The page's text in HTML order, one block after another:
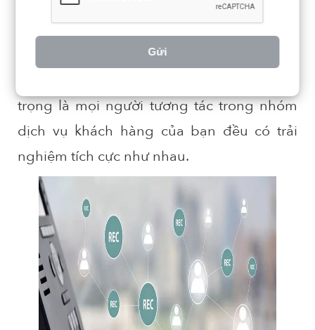
Gửi
6. Ghi âm cuộc gọi
Đảm bảo chất lượng là một vấn đề lớn đối
trọng là mọi người tương tác trong nhóm
dịch vụ khách hàng của bạn đều có trải
nghiệm tích cực như nhau.